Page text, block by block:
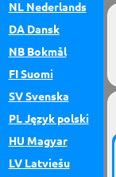
NLNederlands
DADansk
NBBokmål
FISuomi
SVSvenska
PLJęzyk polski
HU Magyar
LVLatviešu